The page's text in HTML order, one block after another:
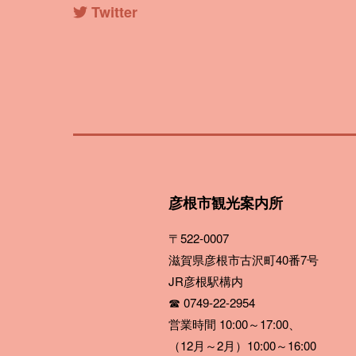
Twitter
彦根市観光案内所
〒522-0007
滋賀県彦根市古沢町40番7号
JR彦根駅構内
☎ 0749-22-2954
営業時間 10:00～17:00、
（12月～2月）10:00～16:00